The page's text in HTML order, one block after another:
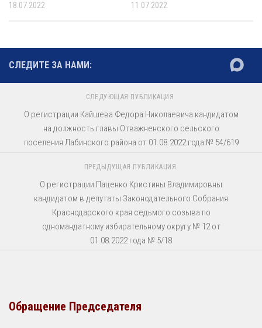
18.07.2022 11.07.2022
СЛЕДИТЕ ЗА НАМИ:
СЛЕДУЮЩАЯ ПУБЛИКАЦИЯ
О регистрации Кайшева Федора Николаевича кандидатом
на должность главы Отважненского сельского
поселения Лабинского района от 01.08.2022 года № 54/619
ПРЕДЫДУЩАЯ ПУБЛИКАЦИЯ
О регистрации Паценко Кристины Владимировны
кандидатом в депутаты Законодательного Собрания
Краснодарского края седьмого созыва по
одномандатному избирательному округу № 12 от
01.08.2022 года № 5/18
Обращение Председателя